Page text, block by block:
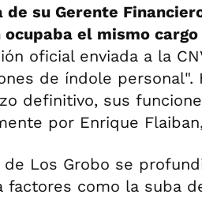
de su Gerente
el mismo cargo
oficial enviada a la
de índole personal".
definitivo, sus
por Enrique
de Los Grobo se
factores como la suba